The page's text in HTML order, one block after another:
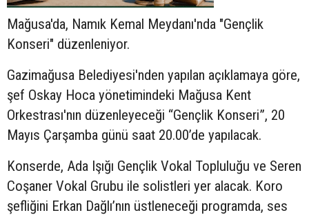
Mağusa'da, Namık Kemal Meydanı'nda "Gençlik
Konseri" düzenleniyor.
Gazimağusa Belediyesi'nden yapılan açıklamaya göre,
şef Oskay Hoca yönetimindeki Mağusa Kent
Orkestrası'nın düzenleyeceği “Gençlik Konseri”, 20
Mayıs Çarşamba günü saat 20.00’de yapılacak.
Konserde, Ada Işığı Gençlik Vokal Topluluğu ve Seren
Coşaner Vokal Grubu ile solistleri yer alacak. Koro
şefliğini Erkan Dağlı’nın üstleneceği programda, ses